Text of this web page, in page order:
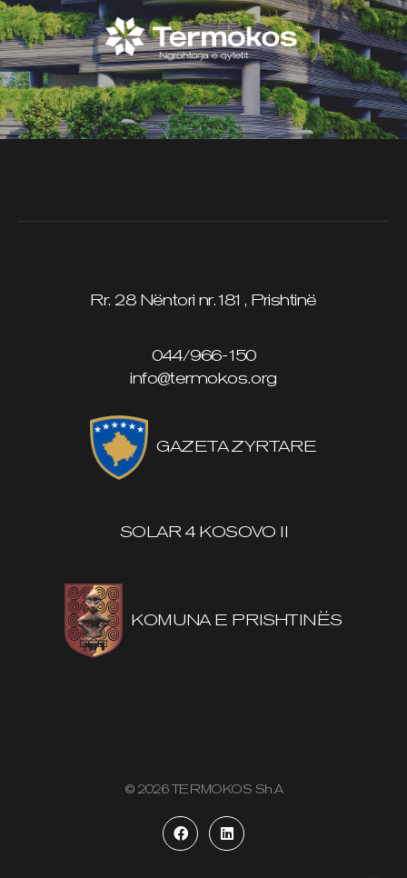
Rr. 28 Nëntori nr.181, Prishtinë
044/966-150
info@termokos.org
GAZETA ZYRTARE
SOLAR 4 KOSOVO II
KOMUNA E PRISHTINËS
© 2026 TERMOKOS Sh.A